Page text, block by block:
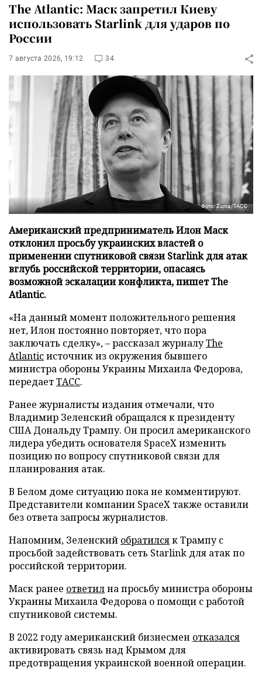
The Atlantic: Маск запретил Киеву
использовать Starlink для ударов по
России
7 августа 2026, 19:12 34
Фото: Zuma/ТАСС
Американский предприниматель Илон Маск
отклонил просьбу украинских властей о
применении спутниковой связи Starlink для атак
вглубь российской территории, опасаясь
возможной эскалации конфликта, пишет The
Atlantic.
«На данный момент положительного решения
нет, Илон постоянно повторяет, что пора
заключать сделку», – рассказал журналуThe
Atlanticисточник из окружения бывшего
министра обороны Украины Михаила Федорова,
передаетТАСС.
Ранее журналисты издания отмечали, что
Владимир Зеленский обращался к президенту
США Дональду Трампу. Он просил американского
лидера убедить основателя SpaceX изменить
позицию по вопросу спутниковой связи для
планирования атак.
В Белом доме ситуацию пока не комментируют.
Представители компании SpaceX также оставили
без ответа запросы журналистов.
Напомним, Зеленский обратилсяк Трампу с
просьбой задействовать сеть Starlink для атак по
российской территории.
Маск ранее ответилна просьбу министра обороны
Украины Михаила Федорова о помощи с работой
спутниковой системы.
В 2022 году американский бизнесмен отказался
активировать связь над Крымом для
предотвращения украинской военной операции.